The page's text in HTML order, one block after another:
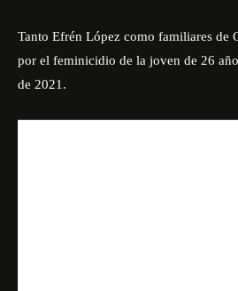
Tanto Efrén López como familiares de
por el feminicidio de la joven de 26
de 2021.